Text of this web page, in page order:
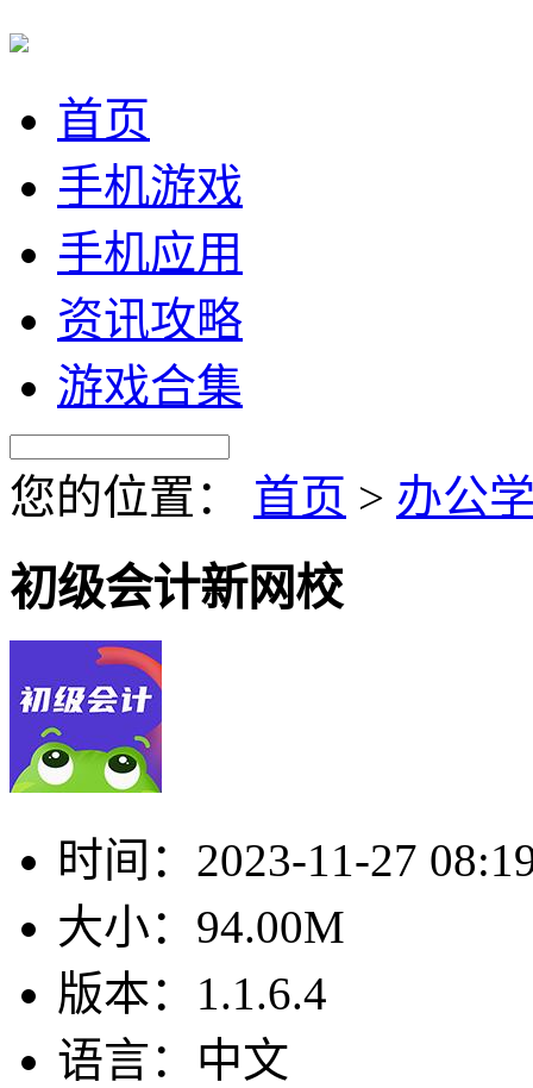
首页
手机游戏
手机应用
资讯攻略
游戏合集
您的位置： 首页 > 办公
初级会计新网校
时间： 2023-11-27
大小： 94.00M
版本： 1.1.6.4
语言： 中文